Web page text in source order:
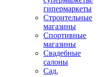
гипермаркеты
Строительные
магазины
Спортивные
магазины
Свадебные
салоны
Сад,